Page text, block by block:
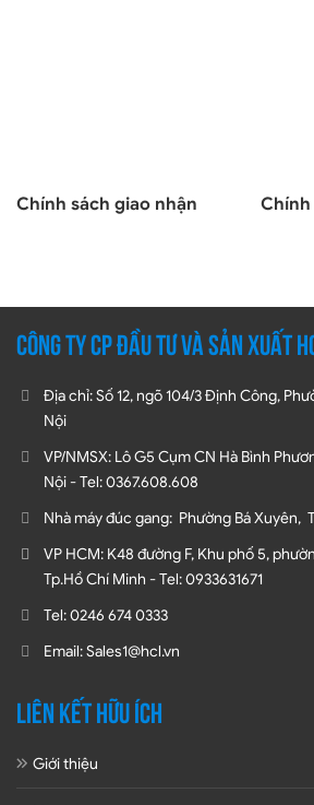
Chính sách giao nhận
CÔNG TY CP ĐẦU TƯ VÀ SẢN XUẤT
Địa chỉ: Số 12, ngõ 104/3 Định Công,
Nội
VP/NMSX: Lô G5 Cụm CN Hà Bình
Nội - Tel: 0367.608.608
Nhà máy đúc gang: Phường Bá Xuyên,
VP HCM: K48 đường F, Khu phố 5,
Tp.Hồ Chí Minh - Tel: 0933631671
Tel: 0246 674 0333
Email: Sales1@hcl.vn
LIÊN KẾT HỮU ÍCH
Giới thiệu